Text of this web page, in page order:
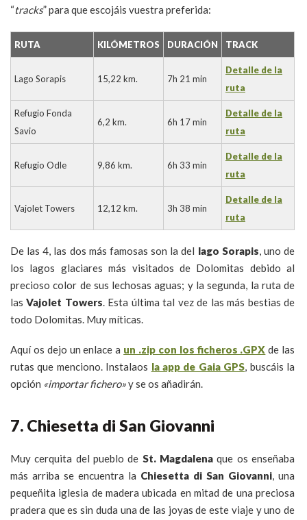
“tracks” para que escojáis vuestra preferida:
RUTA KILÓMETROS DURACIÓN TRACK
Lago Sorapis 15,22 km. 7h 21 min
Detalle de la
ruta
Refugio Fonda
Savio
6,2 km. 6h 17 min
Detalle de la
ruta
Refugio Odle 9,86 km. 6h 33 min
Detalle de la
ruta
Vajolet Towers 12,12 km. 3h 38 min
Detalle de la
ruta
De las 4, las dos más famosas son la del lago Sorapis, uno de
los lagos glaciares más visitados de Dolomitas debido al
precioso color de sus lechosas aguas; y la segunda, la ruta de
lasVajolet Towers. Esta última tal vez de las más bestias de
todo Dolomitas. Muy míticas.
Aquí os dejo un enlace a un .zip con los ficheros .GPX de las
rutas que menciono. Instalaos la app de Gaia GPS, buscáis la
opción «importar fichero»y se os añadirán.
7. Chiesetta di San Giovanni
Muy cerquita del pueblo de St. Magdalena que os enseñaba
más arriba se encuentra la Chiesetta di San Giovanni, una
pequeñita iglesia de madera ubicada en mitad de una preciosa
pradera que es sin duda una de las joyas de este viaje y uno de